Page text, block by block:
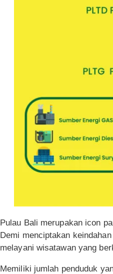
Pulau Bali merupakan icon
Demi menciptakan
melayani wisatawan yang
Memiliki jumlah penduduk